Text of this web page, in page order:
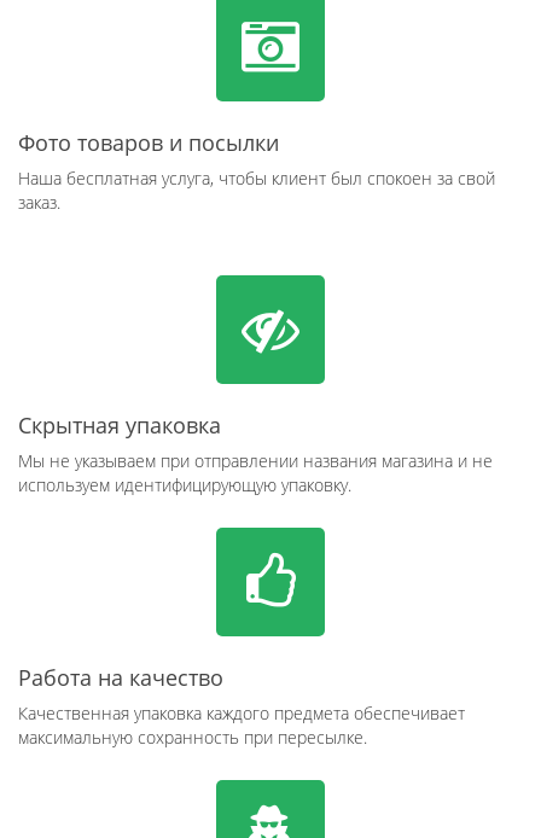
Фото товаров и посылки
Наша бесплатная услуга, чтобы клиент был спокоен за свой
заказ.
Скрытная упаковка
Мы не указываем при отправлении названия магазина и не
используем идентифицирующую упаковку.
Работа на качество
Качественная упаковка каждого предмета обеспечивает
максимальную сохранность при пересылке.